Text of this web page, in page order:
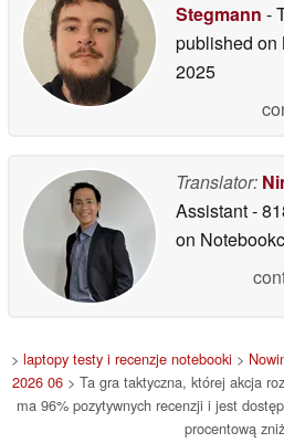
Stegmann -
published on
2025
Translator:
Assistant-
on
> laptopy testy i recenzje notebooki >
2026 06> Ta gra taktyczna, której akcja
ma 96% pozytywnych recenzji i jest
procentową